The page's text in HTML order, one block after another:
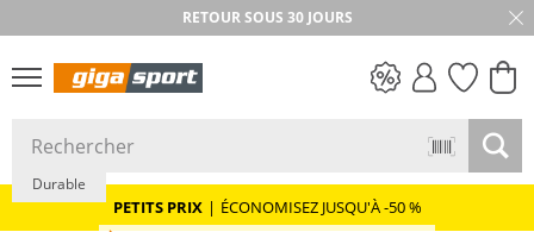
RETOUR SOUS 30 JOURS
PETITS PRIX
PETITS PRIX | ÉCONOMISEZ JUSQU'À -50 %
Durable